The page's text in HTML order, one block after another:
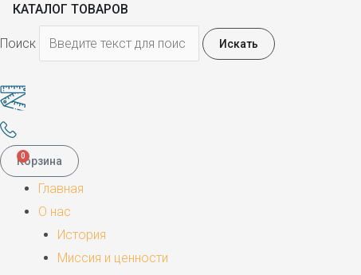
КАТАЛОГ ТОВАРОВ
Поиск Искать
0
Корзина
Главная
О нас
История
Миссия и ценности